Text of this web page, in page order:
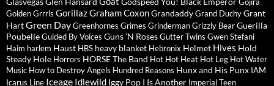
Golden Grrrls GorillazGraham CoxonGrandaddyGrand DuchyGrant
HartGreen DayGreenhornes Grimes GrindermanGrizzly BearGuerilla
PoubelleGuided By Voices Guns 'N RosesGutter Twins Gwen Stefani
Haim harlem Haust HBS heavy blanket Hebronix Helmet Hives Hold
Steady Hole Horrors HORSE The Band Hot Hot Heat Hot Leg Hot Water
Music How to Destroy Angels Hundred Reasons Hunx and His Punx IAM
Icarus Line Iceage Idlewild Iggy Pop I Is Another Imperial Teen